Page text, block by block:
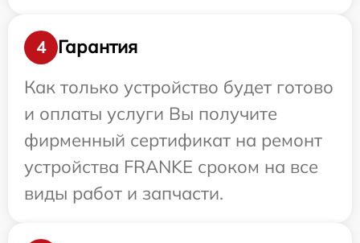
4
Гарантия
Как только устройство будет готово
и оплаты услуги Вы получите
фирменный сертификат на ремонт
устройства FRANKE сроком на все
виды работ и запчасти.